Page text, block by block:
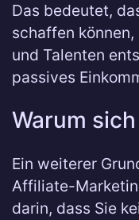
Das bedeutet,
schaffen
und Talenten
passives
Warum
Ein weiterer
Affiliate-
darin, dass Sie